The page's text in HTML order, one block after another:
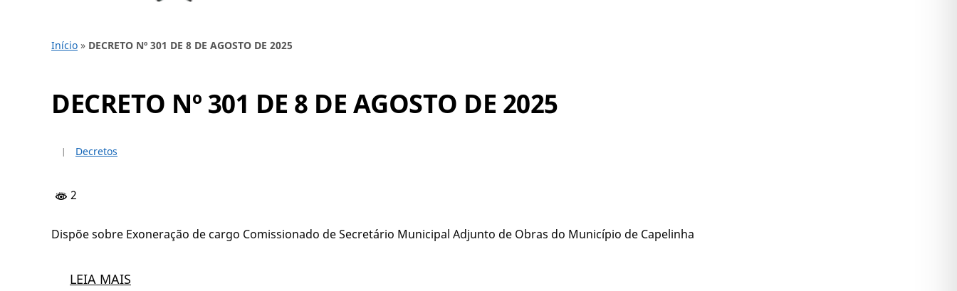
Início » DECRETO Nº 301 DE 8 DE AGOSTO DE 2025
DECRETO Nº 301 DE 8 DE AGOSTO DE 2025
Decretos
2
Dispõe sobre Exoneração de cargo Comissionado de Secretário Municipal Adjunto de Obras do Município de Capelinha
LEIA MAIS